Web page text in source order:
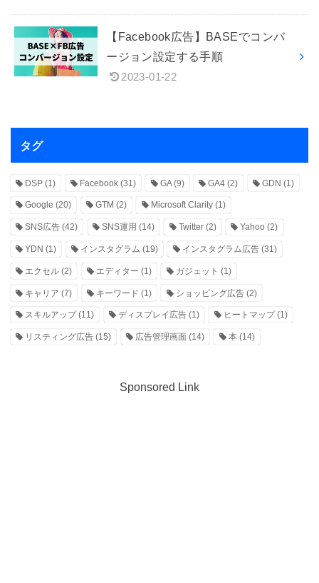
【Facebook広告】BASEでコンバ
ージョン設定する手順
2023-01-22
タグ
DSP (1) Facebook(31) GA(9) GA4 (2) GDN (1)
Google (20) GTM (2) Microsoft Clarity(1)
SNS広告 (42) SNS運用 (14) Twitter(2) Yahoo (2)
YDN (1) インスタグラム (19) インスタグラム広告(31)
エクセル (2) エディター (1) ガジェット (1)
キャリア (7) キーワード (1) ショッピング広告(2)
スキルアップ(11) ディスプレイ広告(1) ヒートマップ(1)
リスティング広告 (15) 広告管理画面(14) 本(14)
Sponsored Link